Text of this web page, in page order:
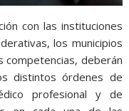
con las instituciones
los municipios
competencias, deberán
distintos órdenes de
profesional y de